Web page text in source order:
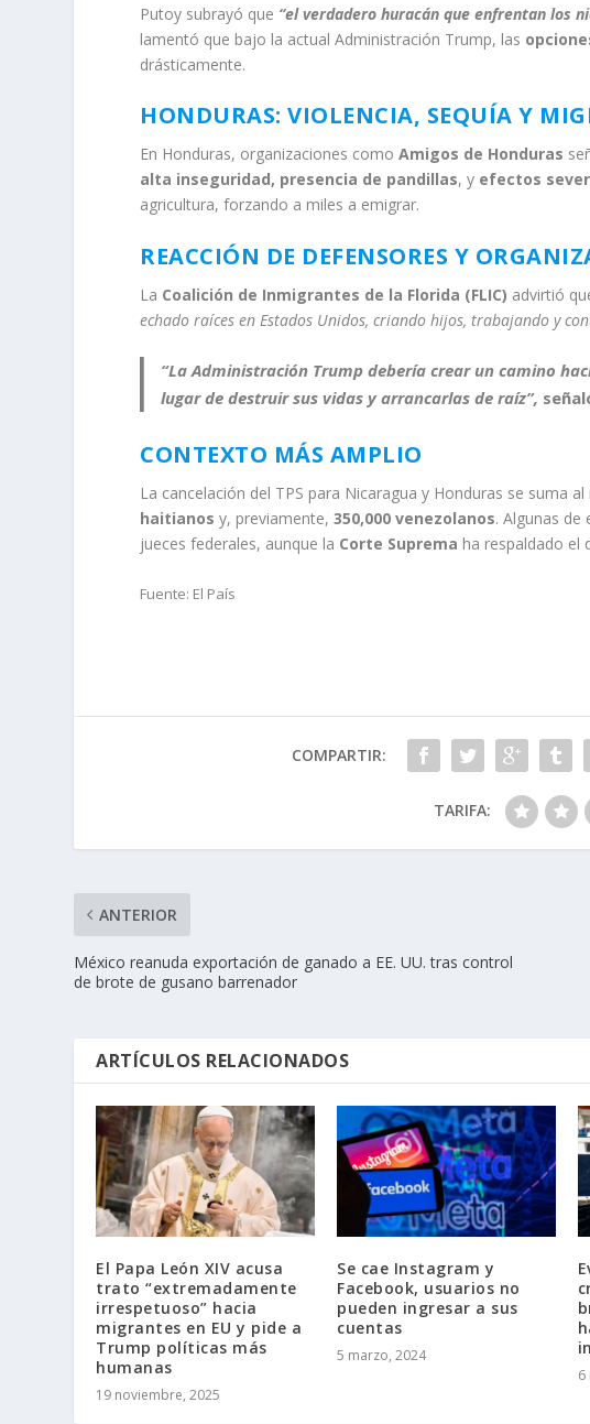
Putoy subrayó que “el verdadero huracán que enfrentan los
lamentó que bajo la actual Administración Trump, las
drásticamente.
HONDURAS: VIOLENCIA, SEQUÍA Y
En Honduras, organizaciones comoAmigos de Honduras
alta inseguridad, presencia de pandillas, y efectos
agricultura, forzando a miles a emigrar.
REACCIÓN DE DEFENSORES Y
La Coalición de Inmigrantes de la Florida (FLIC) advirtió
echado raíces en Estados Unidos, criando hijos, trabajando y
“La Administración Trump debería crear un camino
lugar de destruir sus vidas y arrancarlas de raíz”,
CONTEXTO MÁS AMPLIO
La cancelación del TPS para Nicaragua y Honduras se suma
haitianos y, previamente,350,000 venezolanos. Algunas
jueces federales, aunque la Corte Suprema ha respaldado el
Fuente: El País
COMPARTIR:
TARIFA:
ANTERIOR
México reanuda exportación de ganado a EE. UU. tras control
de brote de gusano barrenador
ARTÍCULOS RELACIONADOS
El Papa León XIV acusa
trato “extremadamente
irrespetuoso” hacia
migrantes en EU y pide a
Trump políticas más
humanas
19 noviembre, 2025
Se cae Instagram y
Facebook, usuarios no
pueden ingresar a sus
cuentas
5 marzo, 2024
6